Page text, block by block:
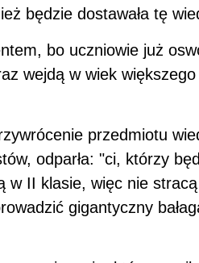
będzie dostawała tę
bo uczniowie już
wejdą w wiek
przedmiotu
odparła: "ci, którzy
w II klasie, więc nie
gigantyczny